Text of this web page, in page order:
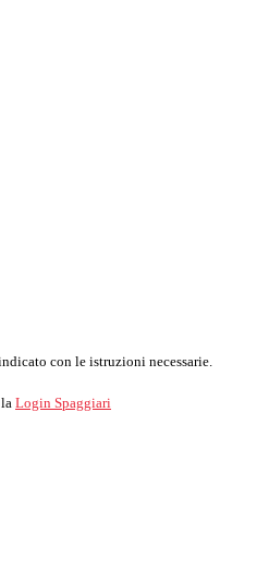
con le istruzioni necessarie.
Login Spaggiari